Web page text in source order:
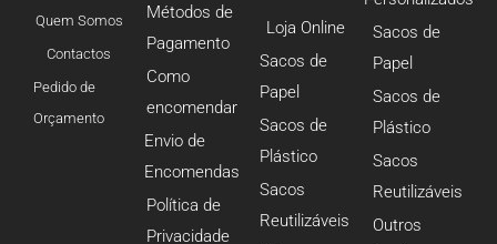
Quem Somos
Contactos
Pedido de
Orçamento
Métodos de
Pagamento
Como
encomendar
Envio de
Encomendas
Política de
Privacidade
Loja Online
Sacos de
Papel
Sacos de
Plástico
Sacos
Reutilizáveis
Sacos de
Papel
Sacos de
Plástico
Sacos
Reutilizáveis
Outros